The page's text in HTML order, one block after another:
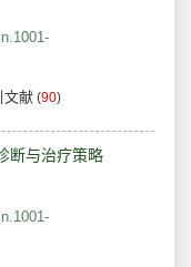
文献 (90)
断与治疗策略